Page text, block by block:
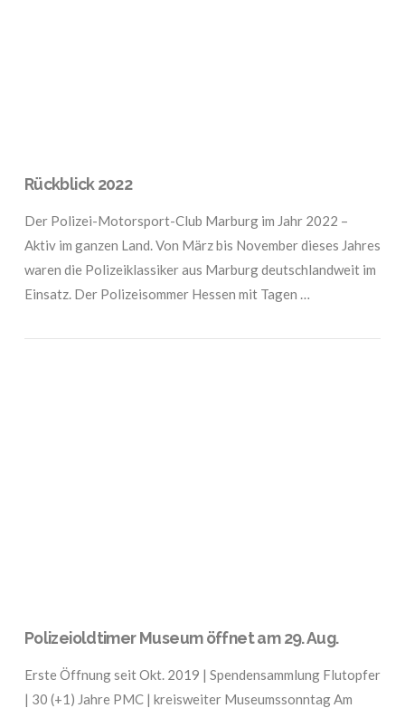
Rückblick 2022
Der Polizei-Motorsport-Club Marburg im Jahr 2022 –
Aktiv im ganzen Land. Von März bis November dieses Jahres
waren die Polizeiklassiker aus Marburg deutschlandweit im
Einsatz. Der Polizeisommer Hessen mit Tagen …
Polizeioldtimer Museum öffnet am 29. Aug.
Erste Öffnung seit Okt. 2019 | Spendensammlung Flutopfer
| 30 (+1) Jahre PMC | kreisweiter Museumssonntag Am